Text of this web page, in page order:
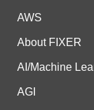
AWS
About FIXER
AI/Machine
AGI